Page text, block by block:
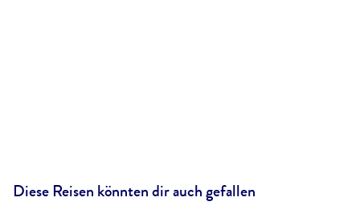
Diese Reisen könnten dir auch gefallen